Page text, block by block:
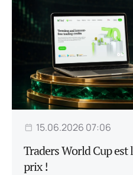
15.06.2026 07:06
Traders World Cup est
prix !